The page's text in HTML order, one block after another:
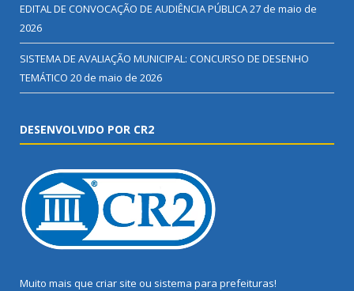
EDITAL DE CONVOCAÇÃO DE AUDIÊNCIA PÚBLICA27 de maio de
2026
SISTEMA DE AVALIAÇÃO MUNICIPAL: CONCURSO DE DESENHO
TEMÁTICO 20 de maio de 2026
DESENVOLVIDO POR CR2
Muito mais que criar site ou sistema para prefeituras!